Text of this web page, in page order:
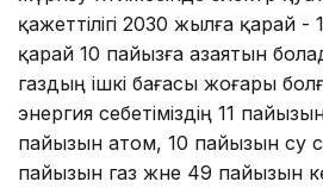
қажеттілігі 2030 жылға қарай
қарай 10 пайызға азаятын
газдың ішкі бағасы жоғары
энергия себетіміздің 11
пайызын атом, 10 пайызын су
пайызын газ және 49 пайызын